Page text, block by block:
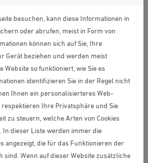
nie eine E-Mail mit
Erstellen eines
"Passwort vergessen"
wenn ich auf den per
Link klicke, wird
angezeigt.
Formular auf "Nächste
aber auf der
besuchen, kann diese Informationen in
oder abrufen, meist in Form von
können sich auf Sie, Ihre
Gerät beziehen und werden meist
Website so funktioniert, wie Sie es
identifizieren Sie in der Regel nicht
Ihnen ein personalisierteres Web-
respektieren Ihre Privatsphäre und Sie
zu steuern, welche Arten von Cookies
In dieser Liste werden immer die
angezeigt, die für das Funktionieren der
sind. Wenn auf dieser Website zusätzliche